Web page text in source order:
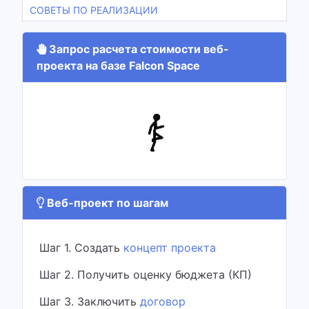
СОВЕТЫ ПО РЕАЛИЗАЦИИ
Запрос расчета стоимости веб-
проекта на базе Falcon Space
Веб-проект по шагам
Шаг 1. Создать концепт проекта
Шаг 2. Получить оценку бюджета (КП)
Шаг 3. Заключить договор